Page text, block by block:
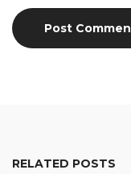
RELATED POSTS